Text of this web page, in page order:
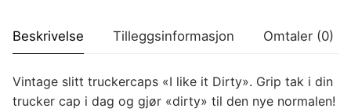
Beskrivelse Tilleggsinformasjon Omtaler (0)
Vintage slitt truckercaps «I like it Dirty». Grip tak i din
trucker cap i dag og gjør «dirty» til den nye normalen!